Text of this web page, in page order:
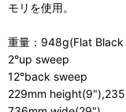
モリを使用。
重量：948g(Flat
2°up sweep
12°back sweep
229mm